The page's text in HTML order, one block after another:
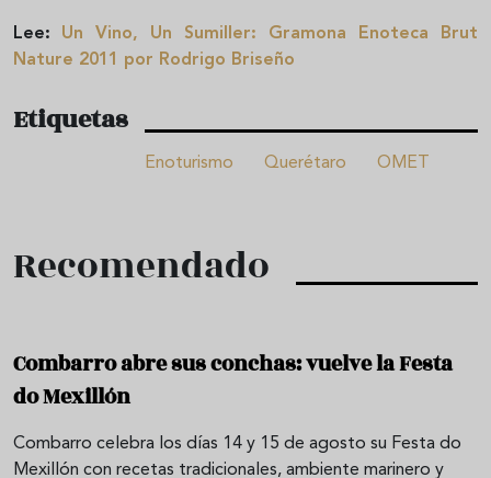
Lee:
Un Vino, Un Sumiller: Gramona Enoteca Brut
Nature 2011 por Rodrigo Briseño
Etiquetas
Enoturismo Querétaro OMET
Recomendado
Combarro abre sus conchas: vuelve la Festa
do Mexillón
Combarro celebra los días 14 y 15 de agosto su Festa do
Mexillón con recetas tradicionales, ambiente marinero y